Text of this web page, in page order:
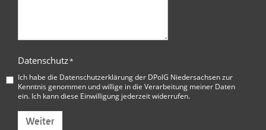
Datenschutz*
Ich habe die Datenschutzerklärung der DPolG Niedersachsenzur
Kenntnis genommen und willige in die Verarbeitung meiner Daten
ein. Ich kann diese Einwilligung jederzeit widerrufen.
Weiter